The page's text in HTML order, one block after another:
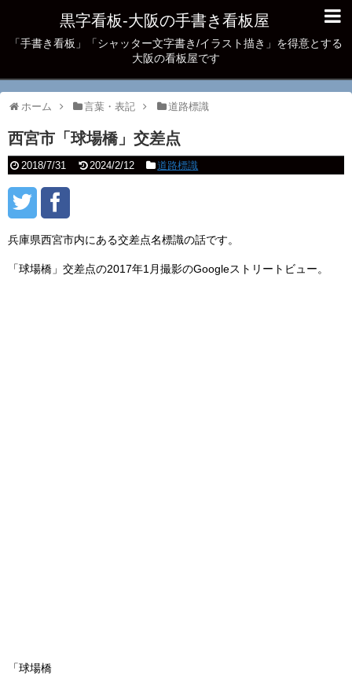
黒字看板‐大阪の手書き看板屋
「手書き看板」「シャッター文字書き/イラスト描き」を得意とする
大阪の看板屋です
ホーム 言葉・表記 道路標識
西宮市「球場橋」交差点
2018/7/31 2024/2/12 道路標識
兵庫県西宮市内にある交差点名標識の話です。
「球場橋」交差点の2017年1月撮影のGoogleストリートビュー。
「球場橋